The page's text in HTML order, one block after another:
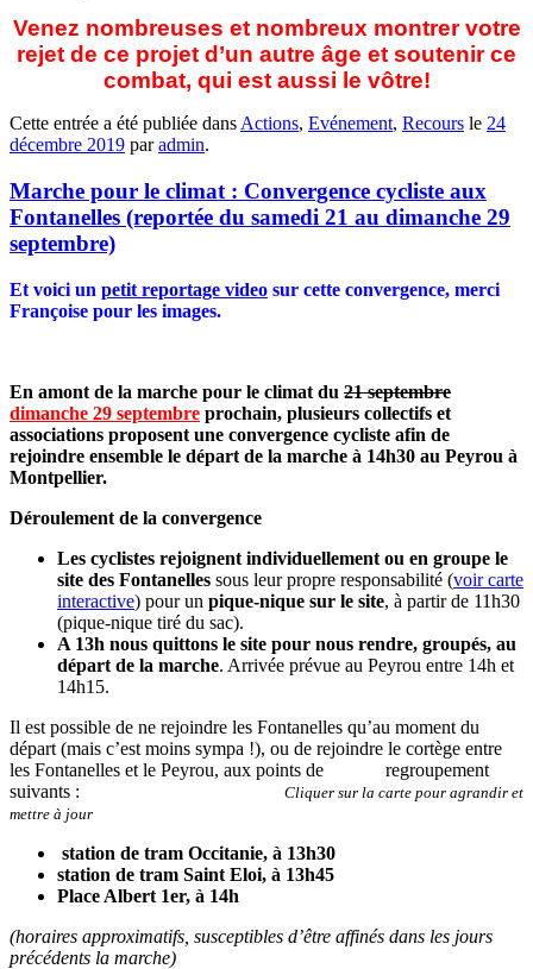
Venez nombreuses et nombreux montrer votre
rejet de ce projet d’un autre âge et soutenir ce
combat, qui est aussi le vôtre!
Cette entrée a été publiée dansActions, Evénement, Recours le 24
décembre 2019 paradmin.
Marche pour le climat : Convergence cycliste aux
Fontanelles (reportée du samedi 21 au dimanche 29
septembre)
Et voici un petit reportage video sur cette convergence, merci
Françoise pour les images.
En amont de la marche pour le climat du 21 septembre
dimanche 29 septembre prochain, plusieurs collectifs et
associations proposent une convergence cycliste afin de
rejoindre ensemble le départ de la marche à 14h30 au Peyrou à
Montpellier.
Déroulement de la convergence
Les cyclistes rejoignent individuellement ou en groupe le
site des Fontanelles sous leur propre responsabilité (voir carte
interactive) pour un pique-nique sur le site, à partir de 11h30
(pique-nique tiré du sac).
A 13h nous quittons le site pour nous rendre, groupés, au
départ de la marche. Arrivée prévue au Peyrou entre 14h et
14h15.
Il est possible de ne rejoindre les Fontanelles qu’au moment du
départ (mais c’est moins sympa !), ou de rejoindre le cortège entre
les Fontanelles et le Peyrou, aux points de regroupement
suivants : Cliquer sur la carte pour agrandir et
mettre à jour
station de tram Occitanie, à 13h30
station de tram Saint Eloi, à 13h45
Place Albert 1er, à 14h
(horaires approximatifs, susceptibles d’être affinés dans les jours
précédents la marche)